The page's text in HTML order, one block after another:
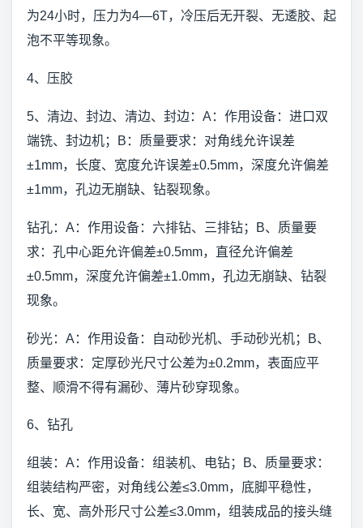
为24小时，压力为4—6T，冷压后无开裂、无逶胶、起
泡不平等现象。
4、压胶
5、清边、封边、清边、封边：A：作用设备：进口双
端铣、封边机；B：质量要求：对角线允许误差
±1mm，长度、宽度允许误差±0.5mm，深度允许偏差
±1mm，孔边无崩缺、钻裂现象。
钻孔：A：作用设备：六排钻、三排钻；B、质量要
求：孔中心距允许偏差±0.5mm，直径允许偏差
±0.5mm，深度允许偏差±1.0mm，孔边无崩缺、钻裂
现象。
砂光：A：作用设备：自动砂光机、手动砂光机；B、
质量要求：定厚砂光尺寸公差为±0.2mm，表面应平
整、顺滑不得有漏砂、薄片砂穿现象。
6、钻孔
组装：A：作用设备：组装机、电钻；B、质量要求：
组装结构严密，对角线公差≤3.0mm，底脚平稳性，
长、宽、高外形尺寸公差≤3.0mm，组装成品的接头缝